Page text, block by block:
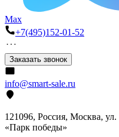
Max
+7(495)152-01-52
Заказать звонок
info@smart-sale.ru
121096, Россия, Москва,
«Парк победы»